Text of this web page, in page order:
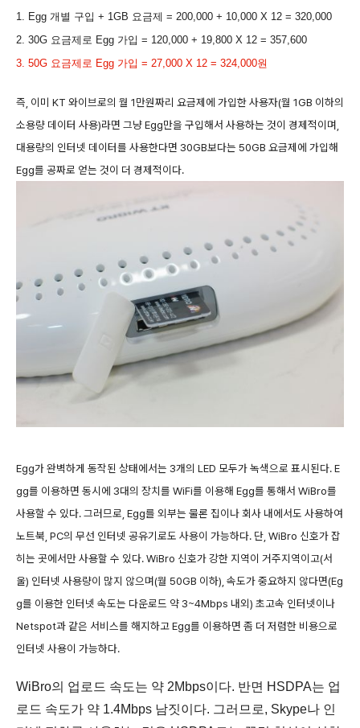
1. Egg 개별 구입 + 1GB 요금제 = 200,000 + 10,000 X 12 = 320,000
2. 30G 요금제로 Egg 가입 = 120,000 + 19,800 X 12 = 357,600
3. 50G 요금제로 Egg 가입 = 27,000 X 12 = 324,000원
즉, 이미 KT 와이브로의 월 1만원짜리 요금제에 가입한 사용자(월 1GB 이하의
소용량 데이터 사용)라면 그냥 Egg만을 구입해서 사용하는 것이 경제적이며,
대용량의 인터넷 데이터를 사용한다면 30GB보다는 50GB 요금제에 가입해
Egg를 공짜로 얻는 것이 더 경제적이다.
Egg가 완벽하게 동작된 상태에서는 3개의 LED 모두가 녹색으로 표시된다. E
gg를 이용하면 동시에 3대의 장치를 WiFi를 이용해 Egg를 통해서 WiBro를
사용할 수 있다. 그러므로, Egg를 외부는 물론 집이나 회사 내에서도 사용하여
노트북, PC의 무선 인터넷 공유기로도 사용이 가능하다. 단, WiBro 신호가 잡
히는 곳에서만 사용할 수 있다. WiBro 신호가 강한 지역이 거주지역이고(서
울) 인터넷 사용량이 많지 않으며(월 50GB 이하), 속도가 중요하지 않다면(Eg
g를 이용한 인터넷 속도는 다운로드 약 3~4Mbps 내외) 초고속 인터넷이나
Netspot과 같은 서비스를 해지하고 Egg를 이용하면 좀 더 저렴한 비용으로
인터넷 사용이 가능하다.
WiBro의 업로드 속도는 약 2Mbps이다. 반면 HSDPA는 업
로드 속도가 약 1.4Mbps 남짓이다. 그러므로, Skype나 인